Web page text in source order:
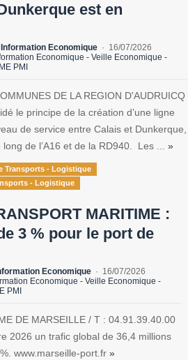
est en
Economique
16/07/2026
Economique - Veille Economique -
PMI
DE LA REGION D'AUDRUICQ
le principe de la création d’une ligne
de service entre Calais et Dunkerque,
de l’A16 et de la RD940. Les ... »
Transports - Logistique
- Logistique
MARITIME :
3 % pour le port de
Economique
16/07/2026
Economique - Veille Economique -
PMI
DE MARSEILLE / T : 04.91.39.40.00
2026 un trafic global de 36,4 millions
www.marseille-port.fr »